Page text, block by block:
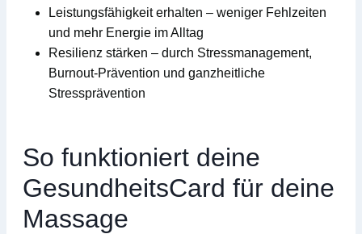
Leistungsfähigkeit erhalten – weniger Fehlzeiten
und mehr Energie im Alltag
Resilienz stärken – durch Stressmanagement,
Burnout-Prävention und ganzheitliche
Stressprävention
So funktioniert deine
GesundheitsCard für deine
Massage